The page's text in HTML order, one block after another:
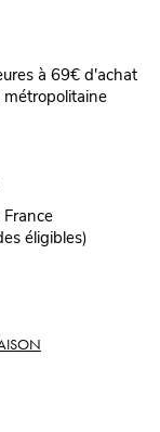
à 69€ d'achat
éligibles)